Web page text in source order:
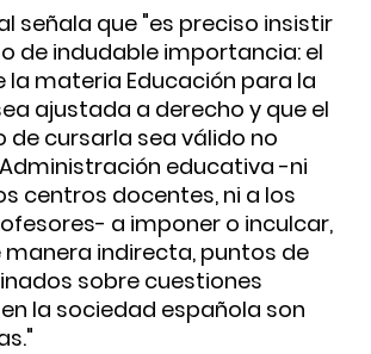
señala que "es preciso insistir
de indudable importancia: el
la materia Educación para la
ajustada a derecho y que el
de cursarla sea válido no
educativa -ni
centros docentes, ni a los
a imponer o inculcar,
manera indirecta, puntos de
sobre cuestiones
la sociedad española son